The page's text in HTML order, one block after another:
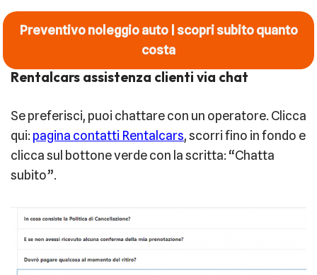
Preventivo noleggio auto | scopri subito quanto
costa
Rentalcars assistenza clienti via chat
Se preferisci, puoi chattare con un operatore. Clicca
qui: pagina contatti Rentalcars, scorri fino in fondo e
clicca sul bottone verde con la scritta: “Chatta
subito”.